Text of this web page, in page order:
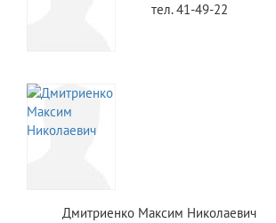
тел. 41-49-22
Дмитриенко Максим Николаевич